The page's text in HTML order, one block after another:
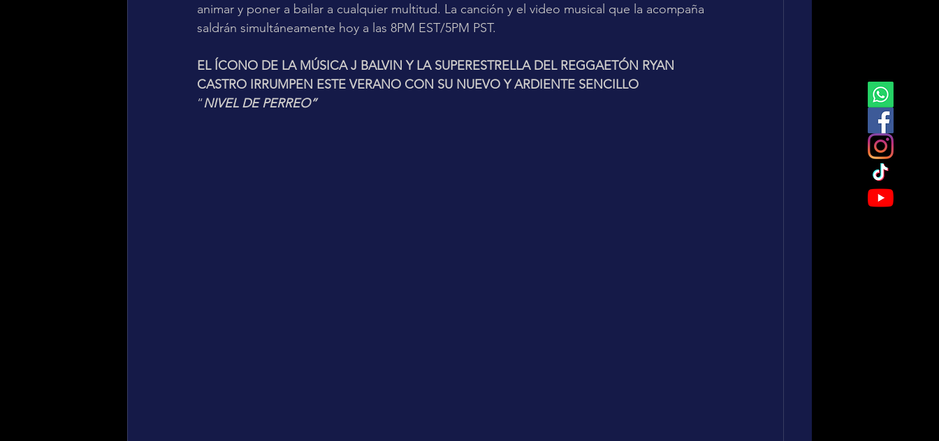
animar y poner a bailar a cualquier multitud. La canción y el video musical que la acompaña
saldrán simultáneamente hoy a las 8PM EST/5PM PST.
EL ÍCONO DE LA MÚSICA J BALVIN Y LA SUPERESTRELLA DEL REGGAETÓN RYAN
CASTRO IRRUMPEN ESTE VERANO CON SU NUEVO Y ARDIENTE SENCILLO
“NIVEL DE PERREO”